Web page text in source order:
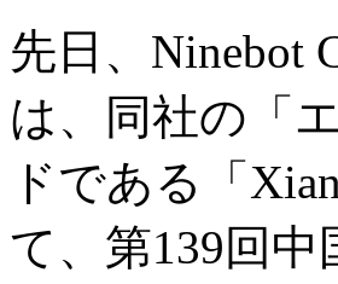
先日、Ninebot
は、同社の「
ドである「
て、第139回